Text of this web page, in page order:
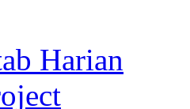
Harian